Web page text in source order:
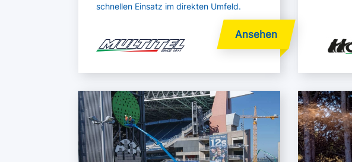
schnellen Einsatz im direkten Umfeld.
Mehr lesen Mehr lesen